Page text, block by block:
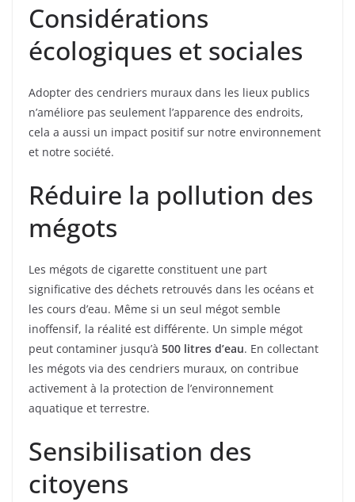
Considérations
écologiques et sociales
Adopter des cendriers muraux dans les lieux publics
n’améliore pas seulement l’apparence des endroits,
cela a aussi un impact positif sur notre environnement
et notre société.
Réduire la pollution des
mégots
Les mégots de cigarette constituent une part
significative des déchets retrouvés dans les océans et
les cours d’eau. Même si un seul mégot semble
inoffensif, la réalité est différente. Un simple mégot
peut contaminer jusqu’à 500 litres d’eau. En collectant
les mégots via des cendriers muraux, on contribue
activement à la protection de l’environnement
aquatique et terrestre.
Sensibilisation des
citoyens